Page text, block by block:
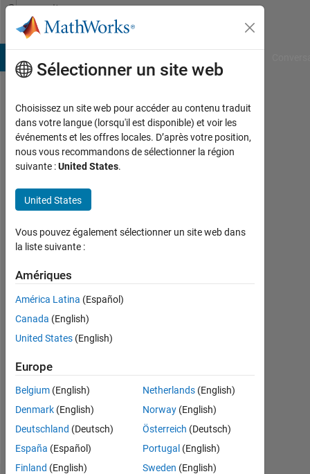
Passer au contenu
Community
Profile
ravi
shukla
Last
plus
d'un
y a
Actif
depuis
2020
0
Following:
0
Follow
Sélectionner un site web
Choisissez un site web pour accéder au contenu traduit
dans votre langue (lorsqu'il est disponible) et voir les
événements et les offres locales. D’après votre position,
nous vous recommandons de sélectionner la région
suivante :United States.
United States
Vous pouvez également sélectionner un site web dans
la liste suivante :
Amériques
América Latina (Español)
Canada (English)
United States (English)
Europe
Belgium (English)
Denmark (English)
Deutschland (Deutsch)
España (Español)
Finland (English)
Netherlands(English)
Norway(English)
Österreich (Deutsch)
Portugal (English)
Sweden (English)